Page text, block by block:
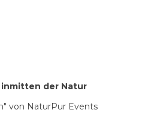
inmitten der Natur
von NaturPur Events